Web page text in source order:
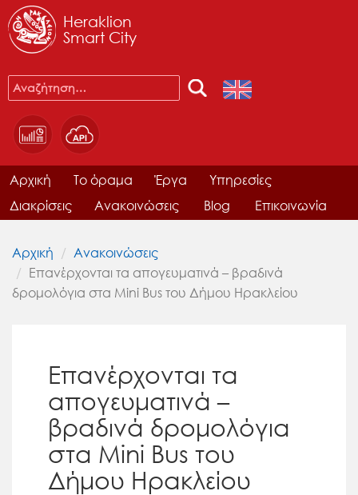
Heraklion
Smart City
Αρχική Το όραμα Έργα
Υπηρεσίες
Διακρίσεις
Ανακοινώσεις Blog Επικοινωνία
Αρχική
Ανακοινώσεις
Επανέρχονται τα απογευματινά – βραδινά
δρομολόγια στα Mini Bus του Δήμου Ηρακλείου
Επανέρχονται τα
απογευματινά –
βραδινά δρομολόγια
στα Mini Bus του
Δήμου Ηρακλείου